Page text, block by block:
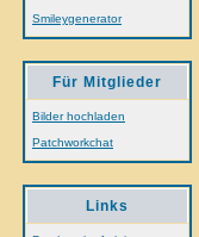
Smileygenerator
Für Mitglieder
Bilder hochladen
Patchworkchat
Links